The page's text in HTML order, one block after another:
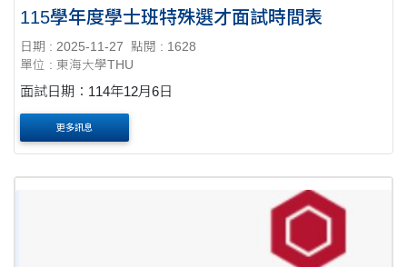
115學年度學士班特殊選才面試時間表
日期 : 2025-11-27
點閱 : 1628
單位 : 東海大學THU
面試日期：114年12月6日
更多訊息